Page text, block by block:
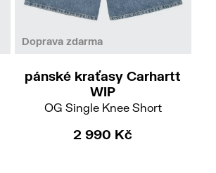
Doprava zdarma
pánské kraťasy Carhartt
WIP
OG Single Knee Short
2 990 Kč